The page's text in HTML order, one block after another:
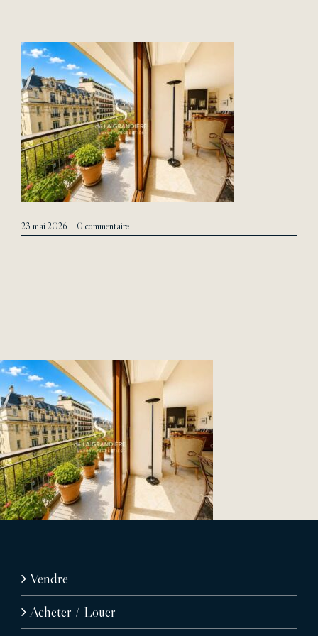
Contact
23 mai 2026 | 0 commentaire
Vendre
Acheter / Louer